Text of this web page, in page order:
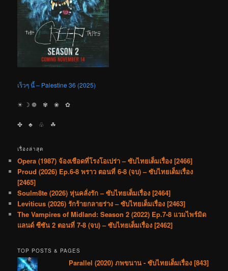
เร็วๆ นี้ – Palestine 36 (2025)
☀︎ ☽ ❁ ✾ ❀ ✿
✤ ♣︎ ♧ ☘︎
เรื่องล่าสุด
Opera (1987) จ้องเชือดที่โรงโอเปร่า – ซับไทยเต็มเรื่อง [2466]
Proud (2026) Ep.6-8 พราว ตอนที่ 6-8 (จบ) – ซับไทยเต็มเรื่อง
[2465]
Soulm8te (2026) หุ่นคลั่งรัก – ซับไทยเต็มเรื่อง [2464]
Leviticus (2026) รักร้ายกลายร่าง – ซับไทยเต็มเรื่อง [2463]
The Vampires of Midland: Season 2 (2022) Ep.7-8 แวมไพร์มิด
แลนด์ ซีซัน 2 ตอนที่ 7-8 (จบ) – ซับไทยเต็มเรื่อง [2462]
TOP POSTS & PAGES
Parallel (2020) ภพขนาน - ซับไทยเต็มเรื่อง [843]